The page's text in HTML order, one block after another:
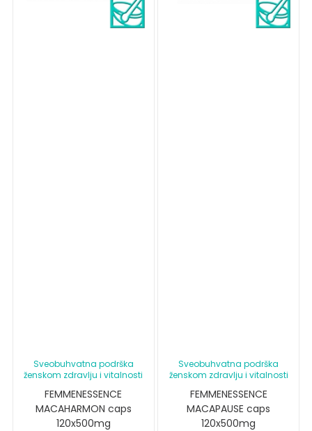
Sveobuhvatna podrška
ženskom zdravlju i vitalnosti
FEMMENESSENCE
MACAHARMON caps
120x500mg
Sveobuhvatna podrška
ženskom zdravlju i vitalnosti
FEMMENESSENCE
MACAPAUSE caps
120x500mg